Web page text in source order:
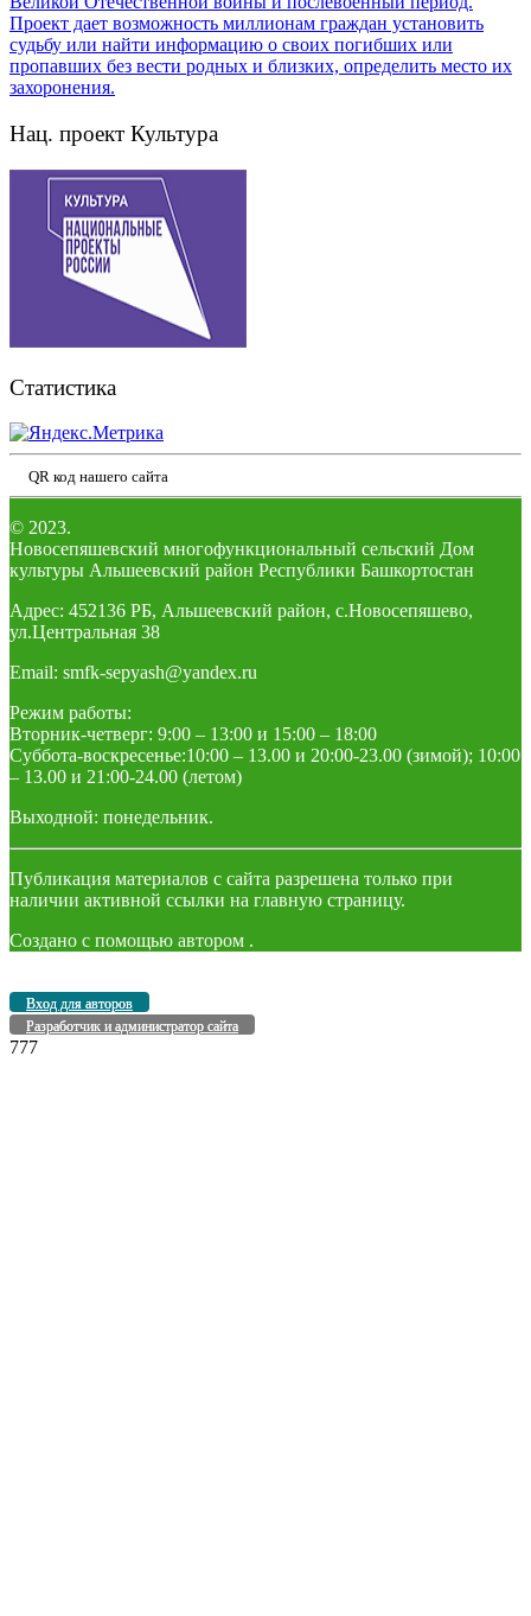
Нац. проект Культура
Статистика
QR код нашего сайта
© 2023.
Новосепяшевский многофункциональный сельский Дом
культуры Альшеевский район Республики Башкортостан
Адрес: 452136 РБ, Альшеевский район, с.Новосепяшево,
ул.Центральная 38
Email: smfk-sepyash@yandex.ru
Режим работы:
Вторник-четверг: 9:00 – 13:00 и 15:00 – 18:00
Суббота-воскресенье:10:00 – 13.00 и 20:00-23.00 (зимой); 10:00
– 13.00 и 21:00-24.00 (летом)
Выходной: понедельник.
Публикация материалов с сайта разрешена только при
наличии активной ссылки на главную страницу.
Создано с помощью автором .
Вход для авторов
Разработчик и администратор сайта
777